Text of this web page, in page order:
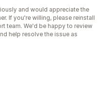
and would appreciate the
If you're willing, please reinstall
team. We'd be happy to review
help resolve the issue as